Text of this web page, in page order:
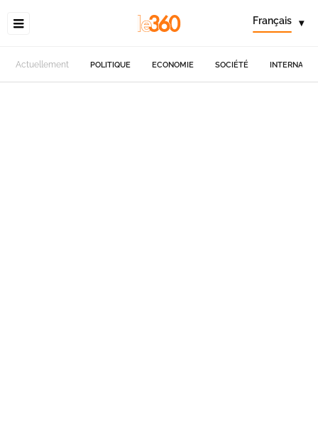
Français ▾
Actuellement POLITIQUE ECONOMIE SOCIÉTÉ